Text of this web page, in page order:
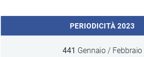
PERIODICITÀ 2023
441 Gennaio / Febbraio